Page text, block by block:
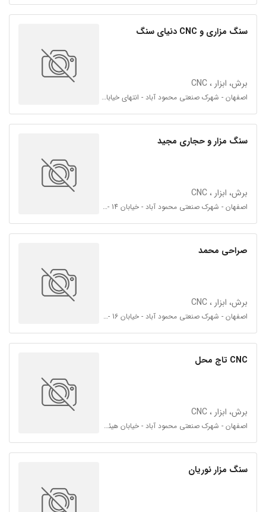
سنگ مزاری و CNC دنیای سنگ
برش، ابزار ، CNC
اصفهان - شهرک صنعتی محمود آباد - انتهای خیابان 32
سنگ مزار و حجاری مجید
برش، ابزار ، CNC
اصفهان - شهرک صنعتی محمود آباد - خیابان 14 - فرعی دوم سمت چپ
صراحی محمد
برش، ابزار ، CNC
اصفهان - شهرک صنعتی محمود آباد - خیابان 16 - فرعی 16 و 18
CNC تاج محل
برش، ابزار ، CNC
اصفهان - شهرک صنعتی محمود آباد - خیابان هیئت امنا 18 - فرعی 18 و 20
سنگ مزار نوریان